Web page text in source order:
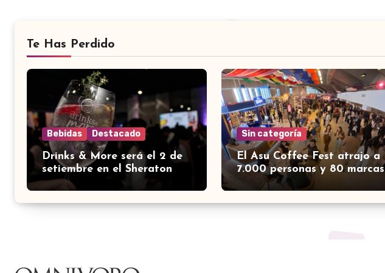
Te Has Perdido
Bebidas Destacado
Drinks & More será el 2 de
setiembre en el Sheraton
Sin categoría
El Asu Coffee Fest atrajo a
7.000 personas y 80 marcas